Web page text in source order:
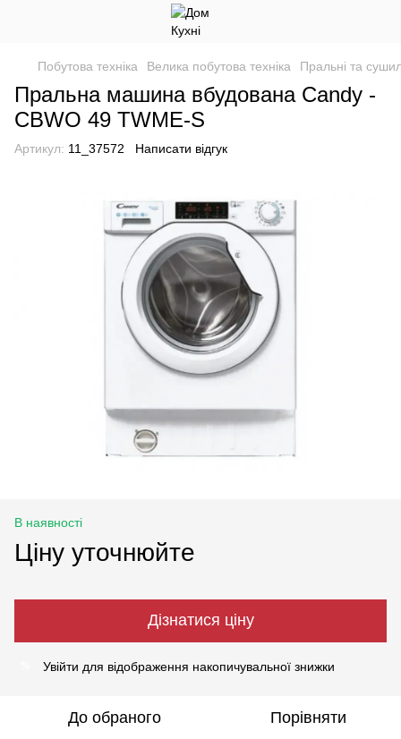
Побутова техніка Велика побутова техніка Пральні та
Пральна машина вбудована Candy -
CBWO 49 TWME-S
Артикул: 11_37572 Написати відгук
В наявності
Ціну уточнюйте
Дізнатися ціну
Увійти для відображення накопичувальної знижки
До обраного Порівняти